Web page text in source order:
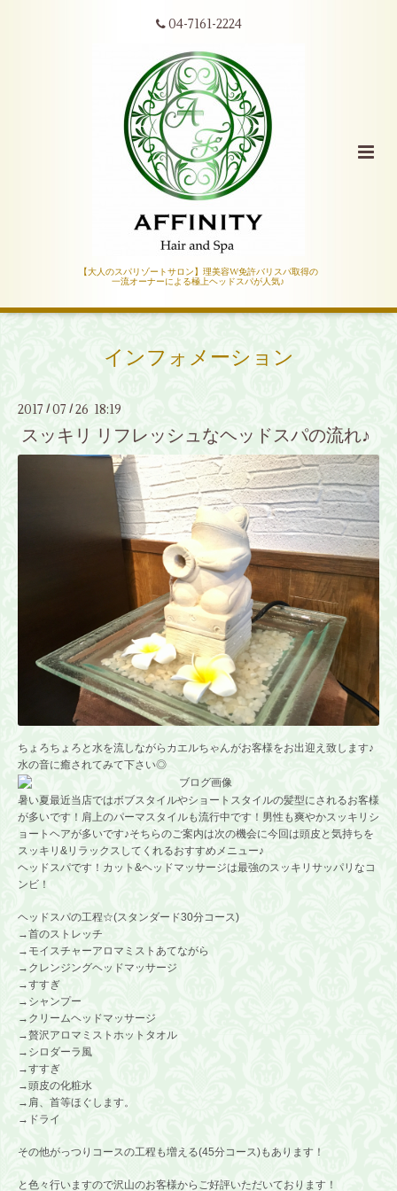
04-7161-2224
【大人のスパリゾートサロン】理美容W免許バリスパ取得の
一流オーナーによる極上ヘッドスパが人気♪
インフォメーション
2017 / 07 /26 18:19
スッキリ リフレッシュなヘッドスパの流れ♪
ちょろちょろと水を流しながらカエルちゃんがお客様をお出迎え致します♪
水の音に癒されてみて下さい◎
暑い夏最近当店ではボブスタイルやショートスタイルの髪型にされるお客様
が多いです！肩上のパーマスタイルも流行中です！男性も爽やかスッキリシ
ョートヘアが多いです♪そちらのご案内は次の機会に今回は頭皮と気持ちを
スッキリ&リラックスしてくれるおすすめメニュー♪
ヘッドスパです！カット&ヘッドマッサージは最強のスッキリサッパリなコ
ンビ！
ヘッドスパの工程☆(スタンダード30分コース)
→首のストレッチ
→モイスチャーアロマミストあてながら
→クレンジングヘッドマッサージ
→すすぎ
→シャンプー
→クリームヘッドマッサージ
→贅沢アロマミストホットタオル
→シロダーラ風
→すすぎ
→頭皮の化粧水
→肩、首等ほぐします。
→ドライ
その他がっつりコースの工程も増える(45分コース)もあります！
と色々行いますので沢山のお客様からご好評いただいております！